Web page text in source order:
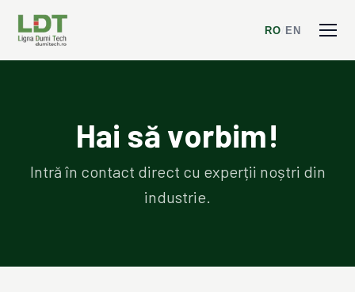
RO EN
Hai să vorbim!
Intră în contact direct cu experții noștri din
industrie.